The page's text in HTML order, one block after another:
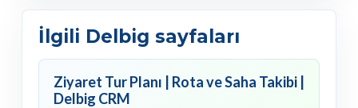
İlgili Delbig sayfaları
Ziyaret Tur Planı | Rota ve Saha Takibi |
Delbig CRM